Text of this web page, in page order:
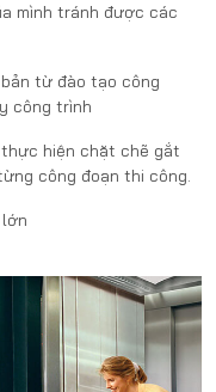
mình tránh được các
từ đào tạo công
công trình
hiện chặt chẽ gắt
công đoạn thi công.